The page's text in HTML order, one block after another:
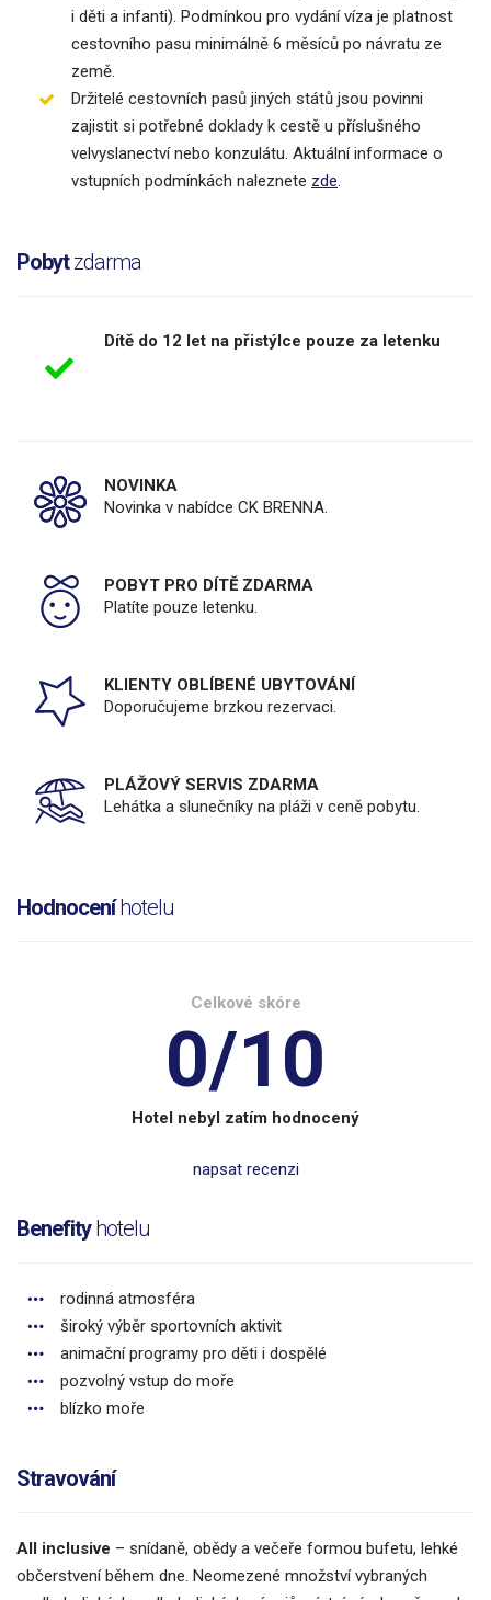
i děti a infanti). Podmínkou pro vydání víza je platnost
cestovního pasu minimálně 6 měsíců po návratu ze
země.
Držitelé cestovních pasů jiných států jsou povinni
zajistit si potřebné doklady k cestě u příslušného
velvyslanectví nebo konzulátu. Aktuální informace o
vstupních podmínkách naleznete zde.
Pobytzdarma
Dítě do 12 let na přistýlce pouze za letenku
NOVINKA
Novinka v nabídce CK BRENNA.
POBYT PRO DÍTĚ ZDARMA
Platíte pouze letenku.
KLIENTY OBLÍBENÉ UBYTOVÁNÍ
Doporučujeme brzkou rezervaci.
PLÁŽOVÝ SERVIS ZDARMA
Lehátka a slunečníky na pláži v ceně pobytu.
Hodnoceníhotelu
Celkové skóre
0/10
Hotel nebyl zatím hodnocený
napsat recenzi
Benefityhotelu
rodinná atmosféra
široký výběr sportovních aktivit
animační programy pro děti i dospělé
pozvolný vstup do moře
blízko moře
Stravování
All inclusive – snídaně, obědy a večeře formou bufetu, lehké
občerstvení během dne. Neomezené množství vybraných